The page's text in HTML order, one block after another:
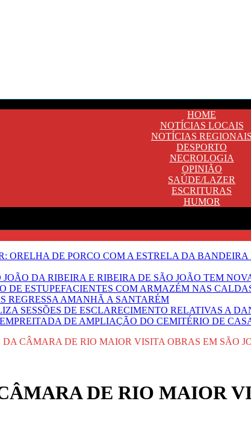
HOME
NOTÍCIAS LOCAIS
NOTÍCIAS REGIONAIS
DESPORTO
NECROLOGIA
OPINIÃO
SAÚDE/LAZER
ESCRITURAS
HUMOR
ORELHA DE PORCO COM A ESTRELA DA
JOÃO DA RIBEIRA E RIBEIRA DE SÃO JOÃO TEM
DE ESTUPEFACIENTES COM ARMAZÉM NAS
REGRESSA AMANHÃ A SANTARÉM
SESSÕES DE ESCLARECIMENTO RELATIVAS A
DE AMPLIAÇÃO DO CEMITÉRIO DE
DA CÂMARA DE RIO MAIOR VISITA OBRAS EM SÃO
DE RIO MAIOR